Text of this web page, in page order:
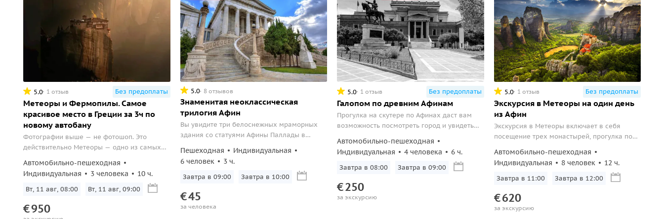
5.0 1 отзыв Без предоплаты
Метеоры и Фермопилы. Самое
красивое место в Греции за 3ч по
новому автобану
Фотографии выше — не фотошоп. Это
действительно Метеоры — одно из самых
Скалы, словно выросшие из земли,
поднимаются на сотни метров над долиной
Фессалии, а на их вершинах парят
небом и землёй...
Автомобильно-пешеходная
Индивидуальная
3 человека 10 ч.
Вт, 11 авг, 08:00 Вт, 11 авг, 09:00
€950
5.0 8 отзывов
Знаменитая неоклассическая
трилогия Афин
Вы увидите три белоснежных мраморных
здания со статуями Афины Паллады в
репутацию передовых архитектурных
сооружений города.
Пешеходная
Индивидуальная
6 человек
3 ч.
Завтра в 09:00 Завтра в 10:00
€45
за человека
5.0 1 отзыв Без предоплаты
Галопом по древним Афинам
Прогулка на скутере по Афинах даст вам
возможность посмотреть город и увидеть
Автомобильно-пешеходная
Индивидуальная
4 человека 6 ч.
Завтра в 08:00 Завтра в 09:00
€250
за экскурсию
5.0 1 отзыв Без предоплаты
Экскурсия в Метеоры на один день
из Афин
Экскурсия в Метеоры включает в себя
посещение трех монастырей, прогулка по
остановку в Фермопилах, где вы увидите
статую Леонида.
Автомобильно-пешеходная
Индивидуальная
8 человек 12 ч.
Завтра в 11:00 Завтра в 12:00
€620
за экскурсию